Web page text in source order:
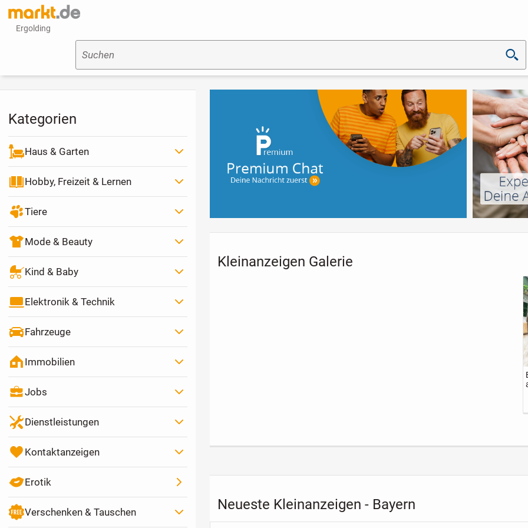
Ergolding
Suchen
Kleinanzeigen Galerie
Entspannungsm
Kategorien
Haus & Garten
Hobby, Freizeit & Lernen
Tiere
Mode & Beauty
Kind & Baby
Elektronik & Technik
Fahrzeuge
Immobilien
Jobs
Dienstleistungen
Kontaktanzeigen
Erotik
Verschenken & Tauschen Neueste Kleinanzeigen - Bayern